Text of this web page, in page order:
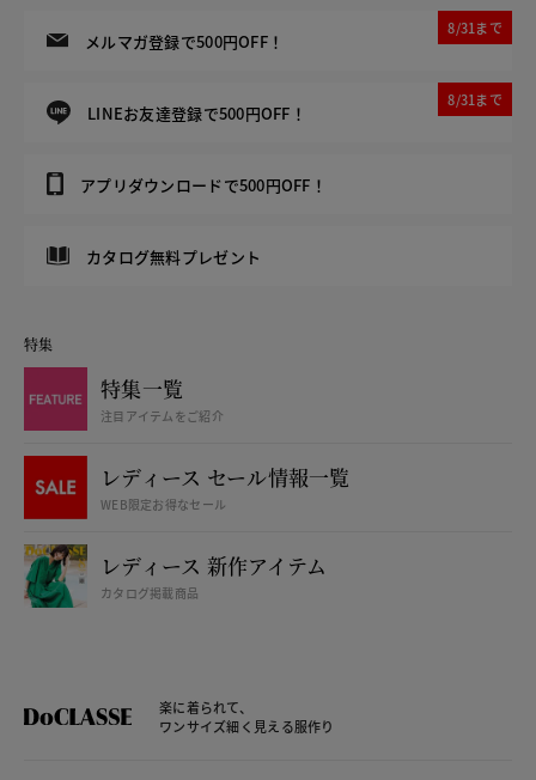
メルマガ登録で500円OFF！
8/31まで
LINEお友達登録で500円OFF！
8/31まで
アプリダウンロードで500円OFF！
カタログ無料プレゼント
特集
特集一覧
注目アイテムをご紹介
レディース セール情報一覧
WEB限定お得なセール
レディース 新作アイテム
カタログ掲載商品
楽に着られて、
ワンサイズ細く見える服作り